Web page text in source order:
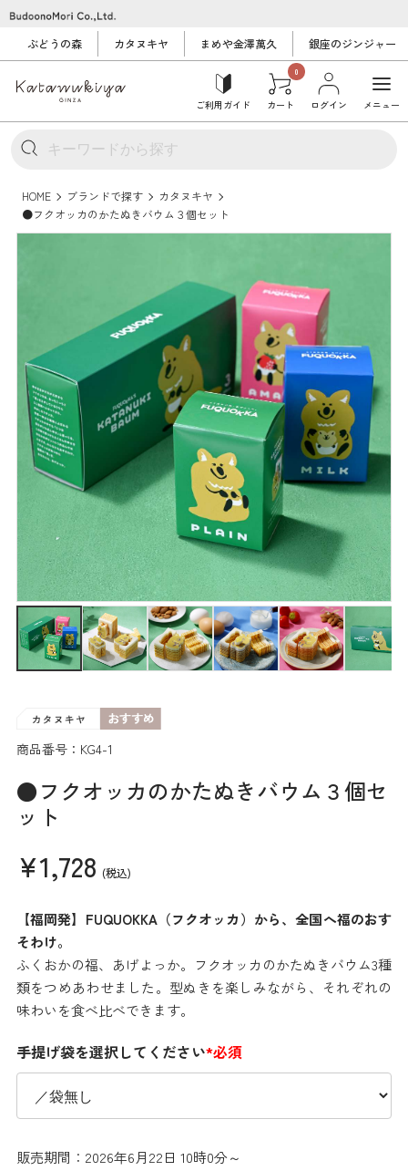
ぶどうの森 カタヌキヤ まめや金澤萬久 銀座のジンジャー
ご利用ガイド
0
カート ログイン メニュー
HOME ブランドで探す
カタヌキヤ
●フクオッカのかたぬきバウム３個セット
商品番号：KG4-1
●フクオッカのかたぬきバウム３個セ
ット
¥1,728 (税込)
【福岡発】FUQUOKKA（フクオッカ）から、全国へ福のおす
そわけ。
ふくおかの福、あげよっか。フクオッカのかたぬきバウム3種
類をつめあわせました。型ぬきを楽しみながら、それぞれの
味わいを食べ比べできます。
手提げ袋を選択してください*必須
販売期間：2026年6月22日 10時0分～